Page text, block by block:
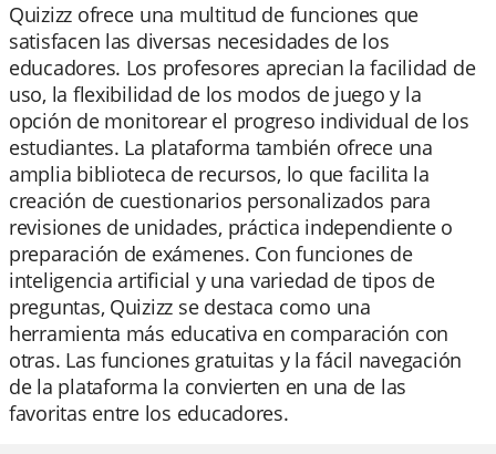
Quizizz ofrece una multitud de funciones que
satisfacen las diversas necesidades de los
educadores. Los profesores aprecian la facilidad de
uso, la flexibilidad de los modos de juego y la
opción de monitorear el progreso individual de los
estudiantes. La plataforma también ofrece una
amplia biblioteca de recursos, lo que facilita la
creación de cuestionarios personalizados para
revisiones de unidades, práctica independiente o
preparación de exámenes. Con funciones de
inteligencia artificial y una variedad de tipos de
preguntas, Quizizz se destaca como una
herramienta más educativa en comparación con
otras. Las funciones gratuitas y la fácil navegación
de la plataforma la convierten en una de las
favoritas entre los educadores.